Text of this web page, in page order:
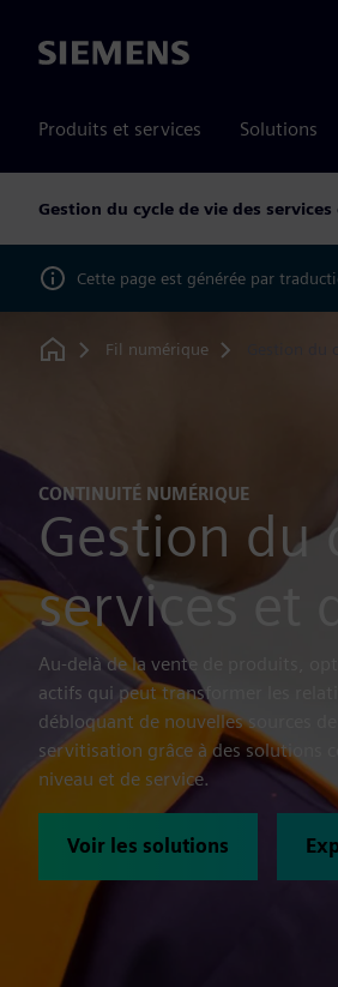
Siemens
Produits et services Solutions
Gestion du cycle de vie des
Cette page est générée par
Home
Fil numérique Gestion du
CONTINUITÉ NUMÉRIQUE
Gestion du
services et
Au-delà de la vente de produits,
actifs qui peut transformer les
débloquant de nouvelles sources
servitisation grâce à des solutions
niveau et de service.
Voir les solutions